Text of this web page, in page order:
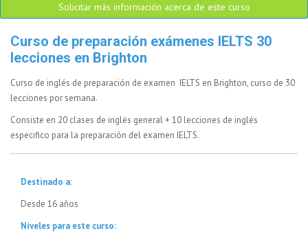
Solicitar más información acerca de este curso
Curso de preparación exámenes IELTS 30
lecciones en Brighton
Curso de inglés de preparación de examen IELTS en Brighton, curso de 30
lecciones por semana.
Consiste en 20 clases de inglés general + 10 lecciones de inglés
especifico para la preparación del examen IELTS.
Destinado a:
Desde 16 años
Niveles para este curso: